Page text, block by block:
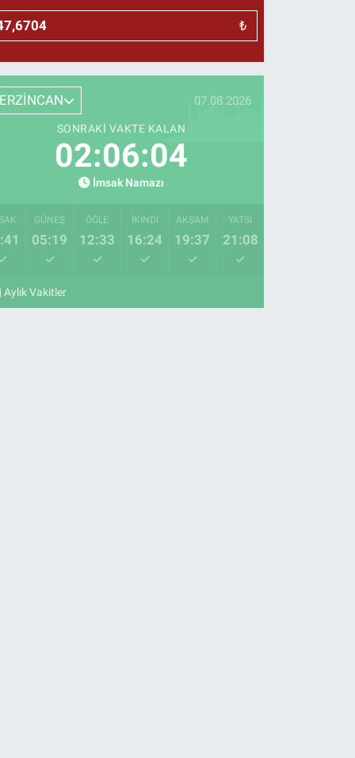
₺
07.08.2026
SONRAKI VAKTE KALAN
02:06:03
İmsak Namazı
GÜNEŞ
05:19
ÖĞLE
12:33
İKINDI
16:24
AKŞAM
19:37
YATSI
21:08
Aylık Vakitler